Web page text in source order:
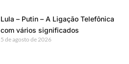
Lula – Putin – A Ligação Telefônica
com vários significados
5 de agosto de 2026